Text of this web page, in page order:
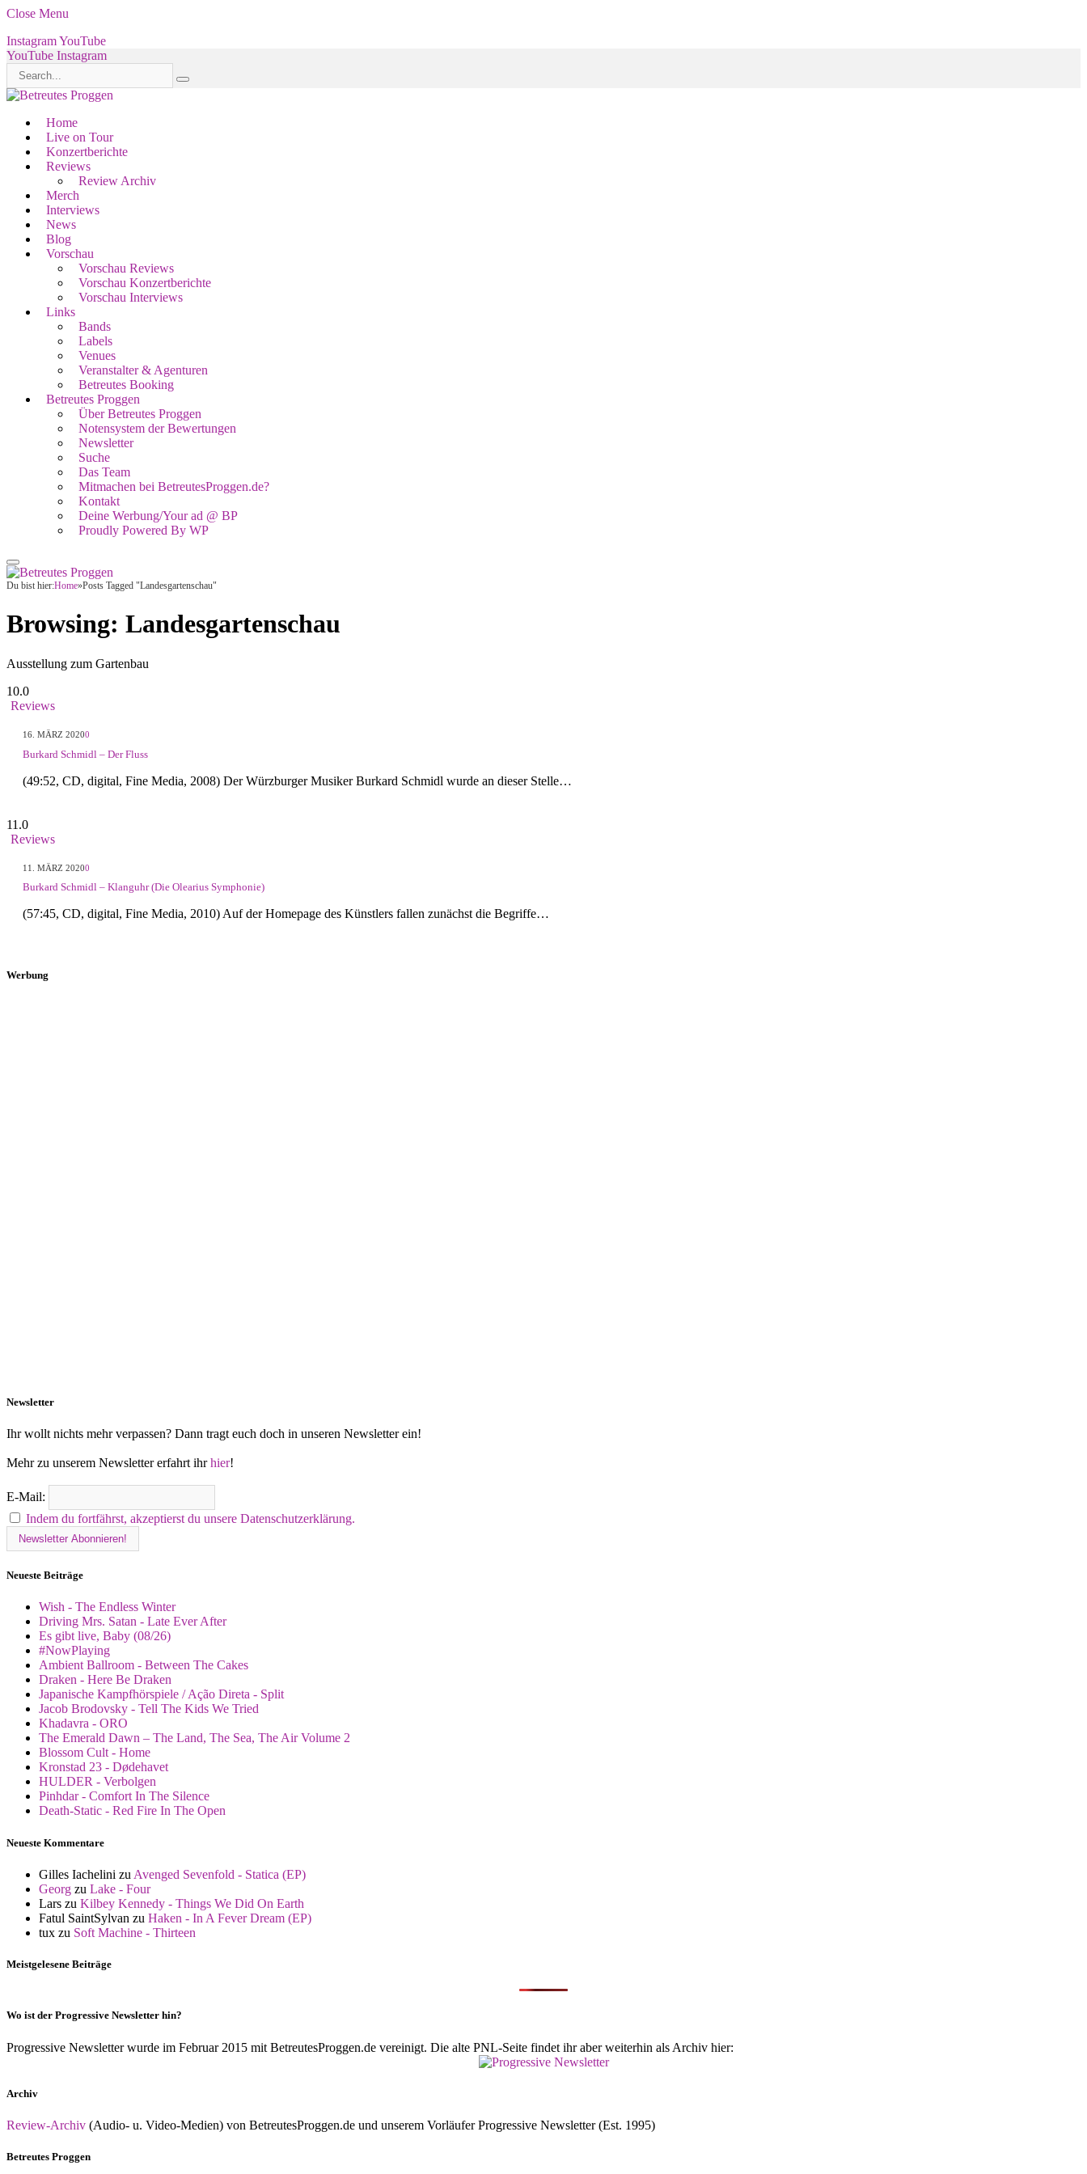
Close Menu
InstagramYouTube
YouTube Instagram
Home
Live on Tour
Konzertberichte
Reviews
Review Archiv
Merch
Interviews
News
Blog
Vorschau
Vorschau Reviews
Vorschau Konzertberichte
Vorschau Interviews
Links
Bands
Labels
Venues
Veranstalter & Agenturen
Betreutes Booking
Betreutes Proggen
Über Betreutes Proggen
Notensystem der Bewertungen
Newsletter
Suche
Das Team
Mitmachen bei BetreutesProggen.de?
Kontakt
Deine Werbung/Your ad @ BP
Proudly Powered By WP
Du bist hier:Home»Posts Tagged "Landesgartenschau"
Browsing: Landesgartenschau
Ausstellung zum Gartenbau
10.0
Reviews
16. MÄRZ 20200
Burkard Schmidl – Der Fluss
(49:52, CD, digital, Fine Media, 2008) Der Würzburger Musiker Burkard Schmidl wurde an dieser Stelle…
11.0
Reviews
11. MÄRZ 20200
Burkard Schmidl – Klanguhr (Die Olearius Symphonie)
(57:45, CD, digital, Fine Media, 2010) Auf der Homepage des Künstlers fallen zunächst die Begriffe…
Werbung
Newsletter
Ihr wollt nichts mehr verpassen? Dann tragt euch doch in unseren Newsletter ein!
Mehr zu unserem Newsletter erfahrt ihrhier!
E-Mail:
Indem du fortfährst, akzeptierst du unsere Datenschutzerklärung.
Neueste Beiträge
Wish - The Endless Winter
Driving Mrs. Satan - Late Ever After
Es gibt live, Baby (08/26)
#NowPlaying
Ambient Ballroom - Between The Cakes
Draken - Here Be Draken
Japanische Kampfhörspiele / Ação Direta - Split
Jacob Brodovsky - Tell The Kids We Tried
Khadavra - ORO
The Emerald Dawn – The Land, The Sea, The Air Volume 2
Blossom Cult - Home
Kronstad 23 - Dødehavet
HULDER - Verbolgen
Pinhdar - Comfort In The Silence
Death-Static - Red Fire In The Open
Neueste Kommentare
Gilles Iachelini zu Avenged Sevenfold - Statica (EP)
Georg zu Lake - Four
Lars zu Kilbey Kennedy - Things We Did On Earth
Fatul SaintSylvan zu Haken - In A Fever Dream (EP)
tux zu Soft Machine - Thirteen
Meistgelesene Beiträge
Wo ist der Progressive Newsletter hin?
Progressive Newsletter wurde im Februar 2015 mit BetreutesProggen.de vereinigt. Die alte PNL-Seite findet ihr aber weiterhin als Archiv hier:
Archiv
Review-Archiv (Audio- u. Video-Medien) von BetreutesProggen.de und unserem Vorläufer Progressive Newsletter (Est. 1995)
Betreutes Proggen